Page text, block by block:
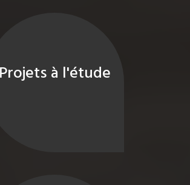
Projets à l'étude